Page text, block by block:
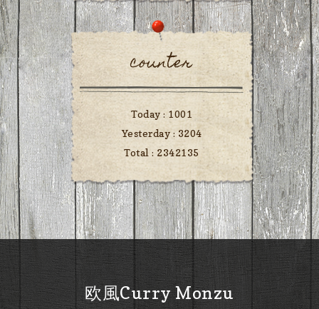
counter
Today : 1001
Yesterday : 3204
Total : 2342135
欧風Curry Monzu